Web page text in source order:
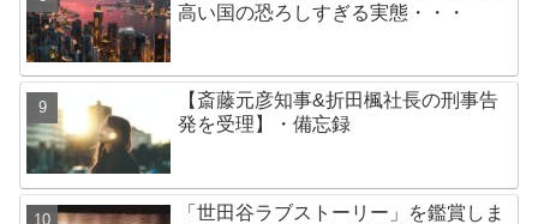
高い国の恐ろしすぎる実態・・・
【斎藤元彦知事&折田楓社長の刑事告
発を受理】・備忘録
「世田谷ラブストーリー」を鑑賞しま